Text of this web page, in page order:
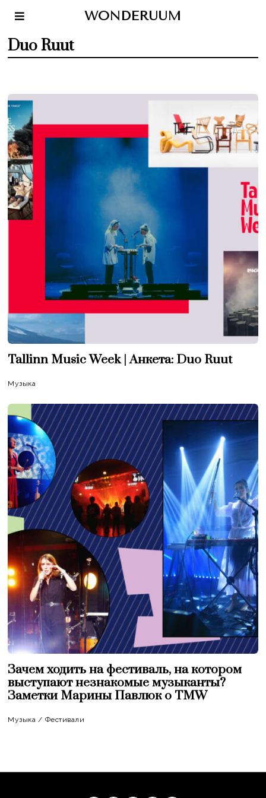
WONDERUUM
Duo Ruut
Tallinn Music Week | Анкета: Duo Ruut
Музыка
Зачем ходить на фестиваль, на котором
выступают незнакомые музыканты?
Заметки Марины Павлюк о TMW
Музыка / Фестивали